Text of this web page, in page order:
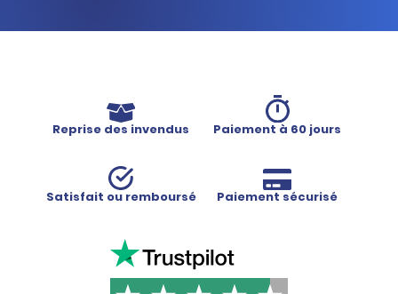
Reprise des invendus Paiement à 60 jours
Satisfait ou remboursé Paiement sécurisé